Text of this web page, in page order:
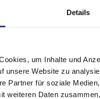
Details
um Inhalte und
unsere Website zu
Partner für soziale
weiteren Daten